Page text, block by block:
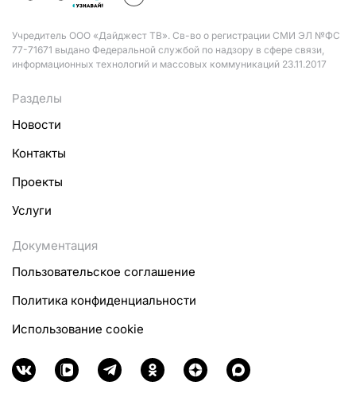
Учредитель ООО «Дайджест ТВ». Св-во о регистрации СМИ ЭЛ №ФС
77-71671 выдано Федеральной службой по надзору в сфере связи,
информационных технологий и массовых коммуникаций 23.11.2017
Разделы
Новости
Контакты
Проекты
Услуги
Документация
Пользовательское соглашение
Политика конфиденциальности
Использование cookie